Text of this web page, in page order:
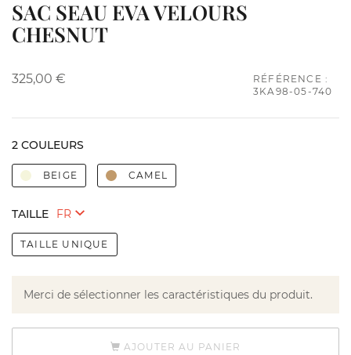
SAC SEAU EVA VELOURS
CHESNUT
325,00 €
RÉFÉRENCE :
3KA98-05-740
2 COULEURS
BEIGE CAMEL
TAILLE
TAILLE UNIQUE
Merci de sélectionner les caractéristiques du produit.
AJOUTER AU PANIER